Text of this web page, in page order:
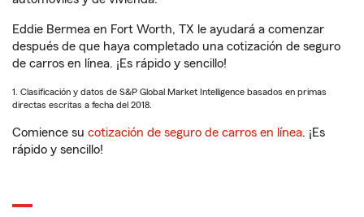
Eddie Bermea en Fort Worth, TX le ayudará a comenzar
después de que haya completado una cotización de seguro
de carros en línea. ¡Es rápido y sencillo!
1. Clasificación y datos de S&P Global Market Intelligence basados en primas
directas escritas a fecha del 2018.
Comience su cotización de seguro de carros en línea. ¡Es
rápido y sencillo!